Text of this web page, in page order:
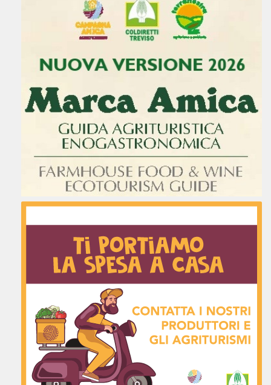
UFFICIO DI ZONA
V. VINCENZO BELLINI 5/7 - 35012
CAMPOSAMPIERO, PADOVA
CAMPOSAMPIERO VENETO 35012
Italia
32.8 km
Percorsi
UFFICIO DI ZONA
V. NAZARIO SAURO 1 - 30014 CAVARZERE,
VENEZIA
CAVARZERE VENETO 30014
Italia
38.3 km
Percorsi
UFFICIO DI ZONA
VL. DELLA REPUBBLICA 122 - 31020 S.
POLO DI PIAVE, TREVISO
SAN POLO DI PIAVE VENETO 31020
Italia
39 km
Percorsi